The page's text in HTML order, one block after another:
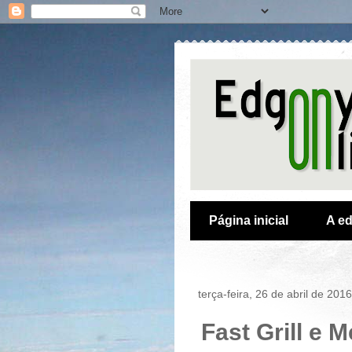
Página inicial A
terça-feira, 26 de abril de 2016
Fast Grill e